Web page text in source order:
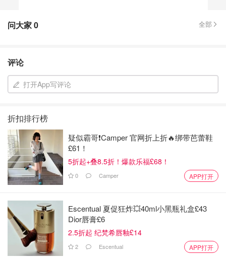
问大家0 全部
评论
打开App写评论
折扣排行榜
疑似霸哥❗️Camper 官网折上折🔥绑带芭蕾鞋
£61！
5折起+叠8.5折！爆款乐福£68！
0 Camper APP打开
Escentual 夏促狂炸💥40ml小黑瓶礼盒£43
Dior唇膏£6
2.5折起 纪梵希唇釉£14
2 Escentual APP打开